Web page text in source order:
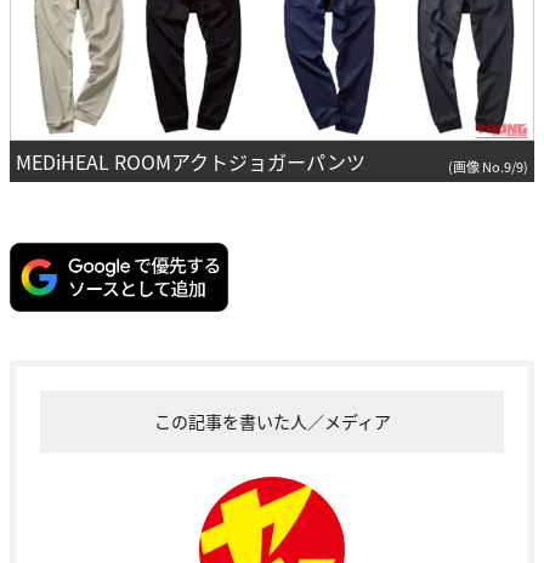
MEDiHEAL ROOMアクトジョガーパンツ (画像 No.9/9)
この記事を書いた人／メディア